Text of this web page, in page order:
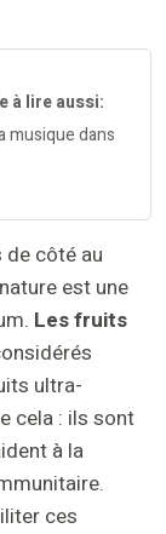
à lire aussi:
musique dans
de côté au
est une
Les fruits
ultra-
cela : ils sont
à la
ces